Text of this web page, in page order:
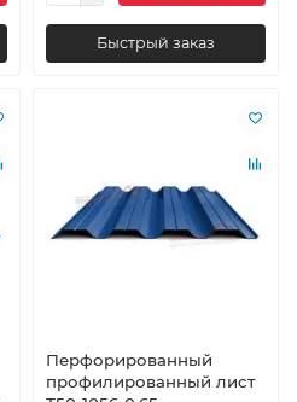
Быстрый заказ
Перфорированный
профилированный лист